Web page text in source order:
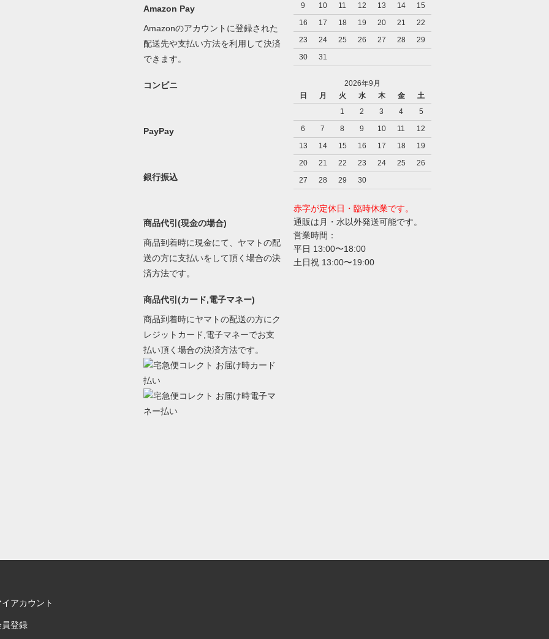
Amazon Pay
Amazonのアカウントに登録された
配送先や支払い方法を利用して決済
できます。
コンビニ
PayPay
銀行振込
商品代引(現金の場合)
商品到着時に現金にて、ヤマトの配
送の方に支払いをして頂く場合の決
済方法です。
商品代引(カード,電子マネー)
商品到着時にヤマトの配送の方にク
レジットカード,電子マネーでお支
払い頂く場合の決済方法です。
9
10 11 12 13 14
15
16
17 18 19 20 21
22
23
24 25 26 27 28
29
30
31
2026年9月
日
月 火 水 木 金
土
1
2 3 4
5
6
7 8 9 10 11
12
13
14 15 16 17 18
19
20
21 22 23 24 25
26
27
28 29 30
赤字が定休日・臨時休業です。
通販は月・水以外発送可能です。
営業時間：
平日 13:00〜18:00
土日祝 13:00〜19:00
アカウント
員登録